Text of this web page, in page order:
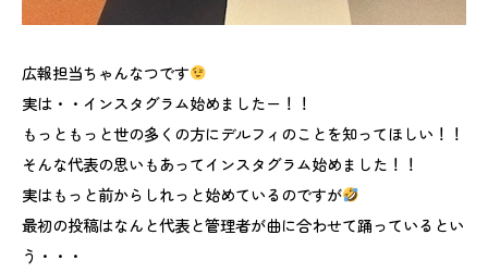
広報担当ちゃんなつです
実は・・インスタグラム始めましたー！！
もっともっと世の多くの方にデルフィのことを知ってほしい！！
そんな代表の思いもあってインスタグラム始めました！！
実はもっと前からしれっと始めているのですが
最初の投稿はなんと代表と管理者が曲に合わせて踊っているとい
う・・・